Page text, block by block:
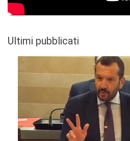
Ultimi pubblicati